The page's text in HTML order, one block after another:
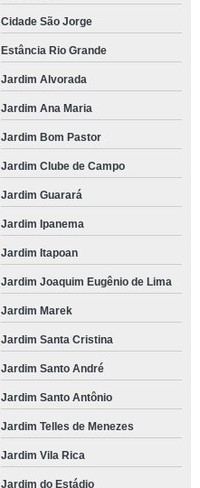
Cidade São Jorge
Estância Rio Grande
Jardim Alvorada
Jardim Ana Maria
Jardim Bom Pastor
Jardim Clube de Campo
Jardim Guarará
Jardim Ipanema
Jardim Itapoan
Jardim Joaquim Eugênio de Lima
Jardim Marek
Jardim Santa Cristina
Jardim Santo André
Jardim Santo Antônio
Jardim Telles de Menezes
Jardim Vila Rica
Jardim do Estádio